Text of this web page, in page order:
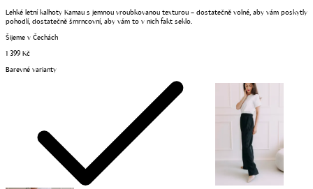
Lehké letní kalhoty Kamau s jemnou vroubkovanou texturou – dostatečně volné, aby vám poskytly
pohodlí, dostatečně šmrncovní, aby vám to v nich fakt seklo.
Šijeme v Čechách
1 399 Kč
Barevné varianty